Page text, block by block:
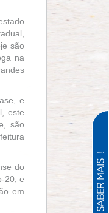
são
na
e
este
são
do
20, e
em